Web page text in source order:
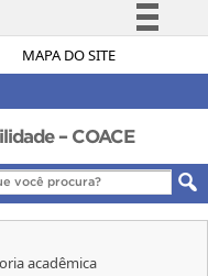
MAPA DO SITE
Simplifique!
Legislação
Canais
– COACE
acadêmica